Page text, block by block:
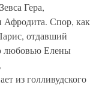
Гера,
Афродита. Спор, как
отдавший
любовью Елены
из голливудского